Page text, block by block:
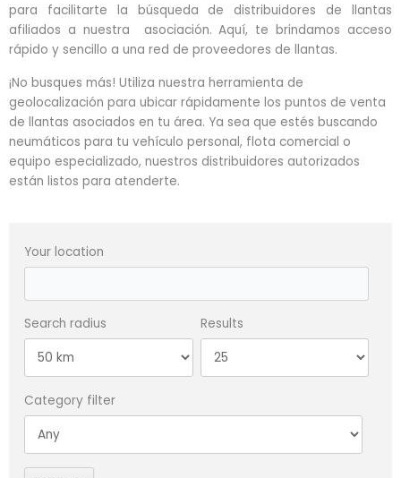
para facilitarte la búsqueda de distribuidores de llantas
afiliados a nuestra asociación. Aquí, te brindamos acceso
rápido y sencillo a una red de proveedores de llantas.
¡No busques más! Utiliza nuestra herramienta de
geolocalización para ubicar rápidamente los puntos de venta
de llantas asociados en tu área. Ya sea que estés buscando
neumáticos para tu vehículo personal, flota comercial o
equipo especializado, nuestros distribuidores autorizados
están listos para atenderte.
Your location
Search radius Results
Category filter